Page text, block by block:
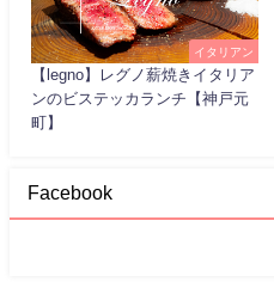
イタリアン
【legno】レグノ薪焼きイタリア
ンのビステッカランチ【神戸元
町】
Facebook